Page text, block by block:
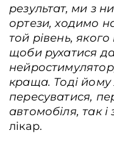
результат, ми з
ортези, ходимо
той рівень, якого
щоби рухатися
краща. Тоді
пересуватися,
автомобіля, так і
лікар.